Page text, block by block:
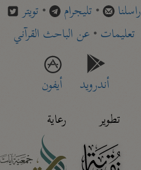
راسلنا • تليجرام • تويتر
تعليمات• عن الباحث القرآني
أندرويد
أيفون
تطوير
رعاية